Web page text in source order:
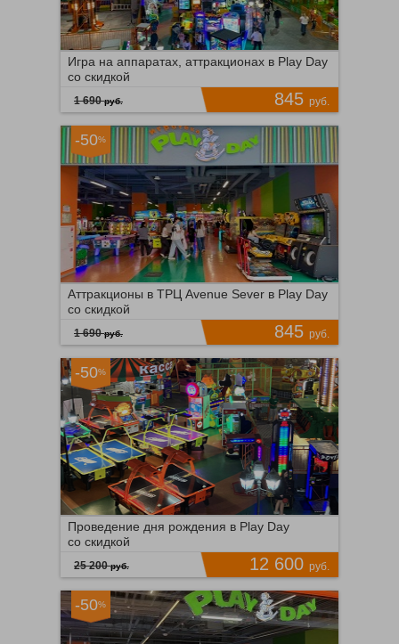
Северное Чертаново, д.
1а
Cosmozar
2 километрa 870 метров
г. Москва, мкр-н
Северное Чертаново, д.
1а, ТРК «Авентура», эт.
Южная
Время продаж ограничено!
ПОДРОБНЕЕ 4268
Игра на аппаратах, аттракционах в Play Day
со скидкой
1 690руб. 845 руб.
-50%
Селигерская
Время продаж ограничено!
1585
ПОДРОБНЕЕ 760
Аттракционы в ТРЦ Avenue Sever в Play Day
со скидкой
1 690руб. 845 руб.
-50%
Южная
Время продаж ограничено!
Проведение дня рождения в Play Day
со скидкой
25 200руб. 12 600 руб.
-50%